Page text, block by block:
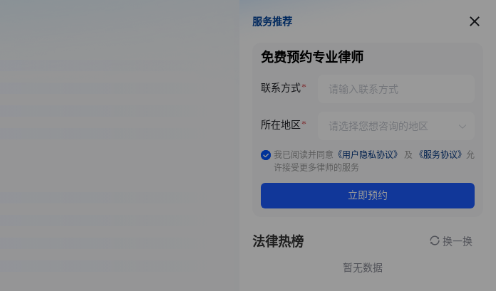
服务推荐
服务推荐
免费预约专业律师
联系方式
所在地区
我已阅读并同意 《用户隐私协议》 及 《服务协议》 允
许接受更多律师的服务
立即预约
法律热榜 换一换
暂无数据